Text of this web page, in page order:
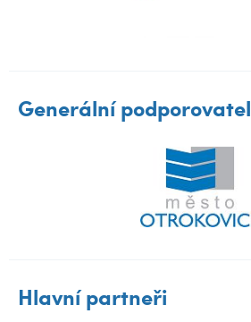
Generální podporovatel
Hlavní partneři